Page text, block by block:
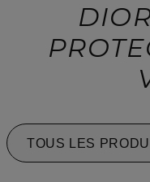
TOUS LES